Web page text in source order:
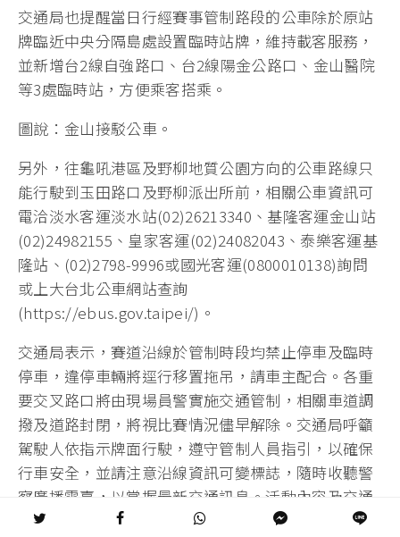
交通局也提醒當日行經賽事管制路段的公車除於原站
牌臨近中央分隔島處設置臨時站牌，維持載客服務，
並新增台2線自強路口、台2線陽金公路口、金山醫院
等3處臨時站，方便乘客搭乘。
圖說：金山接駁公車。
另外，往龜吼港區及野柳地質公園方向的公車路線只
能行駛到玉田路口及野柳派出所前，相關公車資訊可
電洽淡水客運淡水站(02)26213340、基隆客運金山站
(02)24982155、皇家客運(02)24082043、泰樂客運基
隆站、(02)2798-9996或國光客運(0800010138)詢問
或上大台北公車網站查詢
(https://ebus.gov.taipei/)。
交通局表示，賽道沿線於管制時段均禁止停車及臨時
停車，違停車輛將逕行移置拖吊，請車主配合。各重
要交叉路口將由現場員警實施交通管制，相關車道調
撥及道路封閉，將視比賽情況儘早解除。交通局呼籲
駕駛人依指示牌面行駛，遵守管制人員指引，以確保
行車安全，並請注意沿線資訊可變標誌，隨時收聽警
察廣播電臺，以掌握最新交通訊息。活動內容及交通
管制資訊，可上2023新北市萬金石馬拉松官方網站